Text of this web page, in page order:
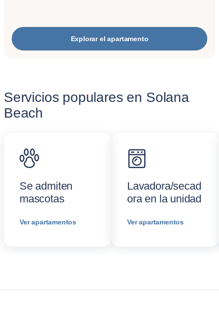
Explorar el apartamento
Servicios populares en Solana
Beach
Se admiten
mascotas
Ver apartamentos
Lavadora/secad
ora en la unidad
Ver apartamentos